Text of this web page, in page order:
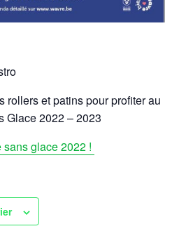
rollers et patins pour profiter au
Glace 2022 – 2023
glace 2022 !